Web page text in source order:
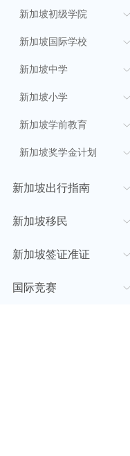
新加坡初级学院
新加坡国际学校
新加坡中学
新加坡小学
新加坡学前教育
新加坡奖学金计划
新加坡出行指南
新加坡移民
新加坡签证准证
国际竞赛